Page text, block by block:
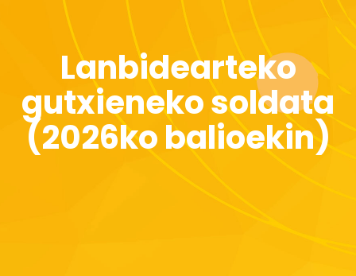
Lanbidearteko
gutxieneko soldata
(2026ko balioekin)